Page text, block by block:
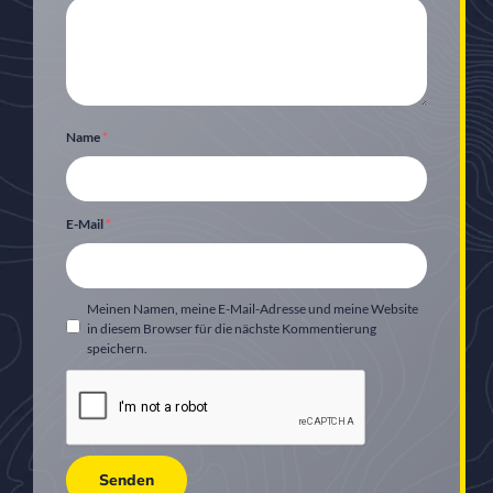
Name*
E-Mail*
Meinen Namen, meine E-Mail-Adresse und meine Website
in diesem Browser für die nächste Kommentierung
speichern.